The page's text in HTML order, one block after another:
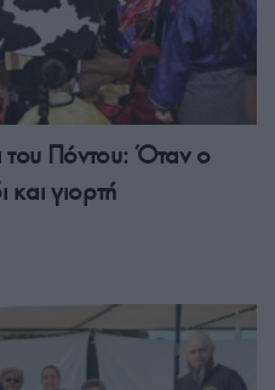
Πόντου: Όταν ο
και γιορτή